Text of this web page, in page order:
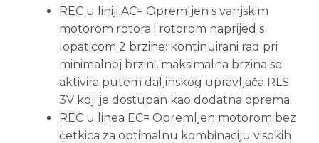
REC u liniji AC= Opremljen s vanjskim
motorom rotora i rotorom naprijed s
lopaticom 2 brzine: kontinuirani rad pri
minimalnoj brzini, maksimalna brzina se
aktivira putem daljinskog upravljača RLS
3V koji je dostupan kao dodatna oprema.
REC u linea EC= Opremljen motorom bez
četkica za optimalnu kombinaciju visokih